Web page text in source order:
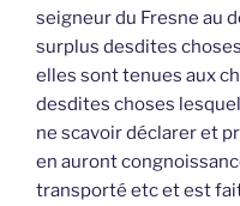
seigneur du Fresne au
surplus desdites
elles sont tenues aux
desdites choses
ne scavoir déclarer et
en auront
transporté etc et est